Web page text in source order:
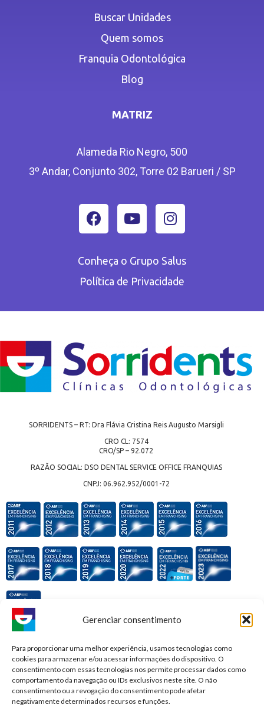
Gerenciar consentimento
Para proporcionar uma melhor experiência, usamos tecnologias como
cookies para armazenar e/ou acessar informações do dispositivo. O
consentimento com essas tecnologias nos permite processar dados como
comportamento da navegação ou IDs exclusivos neste site. O não
consentimento ou a revogação do consentimento pode afetar
negativamente determinados recursos e funções.
Buscar Unidades
Quem somos
Franquia Odontológica
Blog
MATRIZ
Alameda Rio Negro, 500
3º Andar, Conjunto 302, Torre 02 Barueri / SP
Conheça o Grupo Salus
Política de Privacidade
SORRIDENTS – RT: Dra Flávia Cristina Reis Augusto Marsigli
CRO CL: 7574
CRO/SP – 92.072
RAZÃO SOCIAL: DSO DENTAL SERVICE OFFICE FRANQUIAS
CNPJ: 06.962.952/0001-72
Premiações e honrarias: